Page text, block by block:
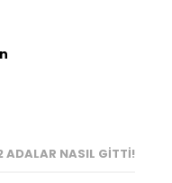
ADALAR NASIL GITTI!